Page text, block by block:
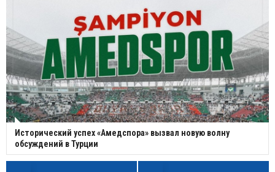
Исторический успех «Амедспора» вызвал новую волну
обсуждений в Турции